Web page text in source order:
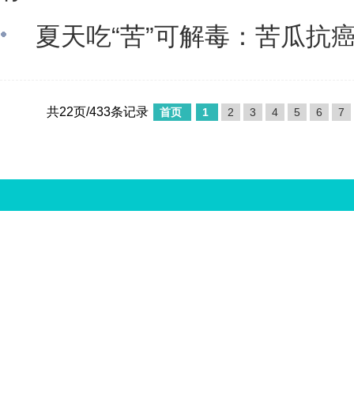
夏天吃“苦”可解毒：苦瓜抗
共22页/433条记录 首页 1 2 3 4 5 6 7